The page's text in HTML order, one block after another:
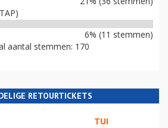
6% (11 stemmen)
aantal stemmen: 170
RETOURTICKETS
TUI